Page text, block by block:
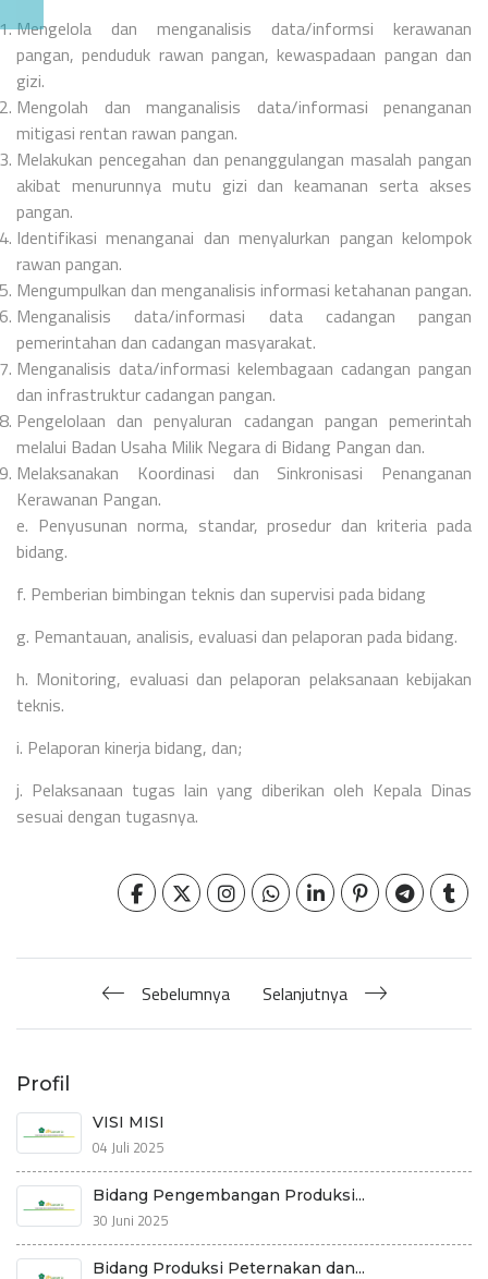
Mengelola dan menganalisis data/informsi kerawanan
pangan, penduduk rawan pangan, kewaspadaan pangan dan
gizi.
Mengolah dan manganalisis data/informasi penanganan
mitigasi rentan rawan pangan.
Melakukan pencegahan dan penanggulangan masalah pangan
akibat menurunnya mutu gizi dan keamanan serta akses
pangan.
Identifikasi menanganai dan menyalurkan pangan kelompok
rawan pangan.
Mengumpulkan dan menganalisis informasi ketahanan pangan.
Menganalisis data/informasi data cadangan pangan
pemerintahan dan cadangan masyarakat.
Menganalisis data/informasi kelembagaan cadangan pangan
dan infrastruktur cadangan pangan.
Pengelolaan dan penyaluran cadangan pangan pemerintah
melalui Badan Usaha Milik Negara di Bidang Pangan dan.
Melaksanakan Koordinasi dan Sinkronisasi Penanganan
Kerawanan Pangan.
e. Penyusunan norma, standar, prosedur dan kriteria pada
bidang.
f. Pemberian bimbingan teknis dan supervisi pada bidang
g. Pemantauan, analisis, evaluasi dan pelaporan pada bidang.
h. Monitoring, evaluasi dan pelaporan pelaksanaan kebijakan
teknis.
i. Pelaporan kinerja bidang, dan;
j. Pelaksanaan tugas lain yang diberikan oleh Kepala Dinas
sesuai dengan tugasnya.
Sebelumnya Selanjutnya
Profil
VISI MISI
04 Juli 2025
Bidang Pengembangan Produksi...
30 Juni 2025
Bidang Produksi Peternakan dan...